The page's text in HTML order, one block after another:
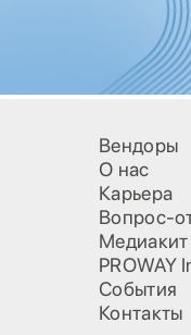
Вендоры
О нас
Карьера
Вопрос-
Медиакит
PROWAY
События
Контакты